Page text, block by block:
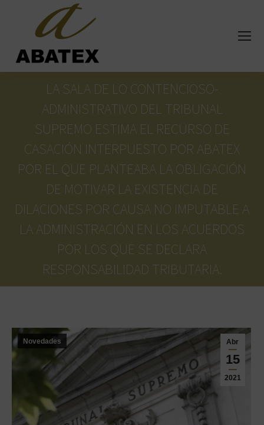
LA SALA DE LO CONTENCIOSO-
ADMINISTRATIVO DEL TRIBUNAL
SUPREMO ESTIMA EL RECURSO DE
CASACIÓN INTERPUESTO POR ABATEX
POR EL QUE PLANTEABA LA OBLIGACIÓN
DE MOTIVAR LA EXISTENCIA DE
DILACIONES POR CAUSA NO IMPUTABLE A
LA ADMINISTRACIÓN EN LOS ACUERDOS
POR LOS QUE SE DECLARA
RESPONSABILIDAD TRIBUTARIA.
Estás aquí:
Abr
15
2021
Novedades